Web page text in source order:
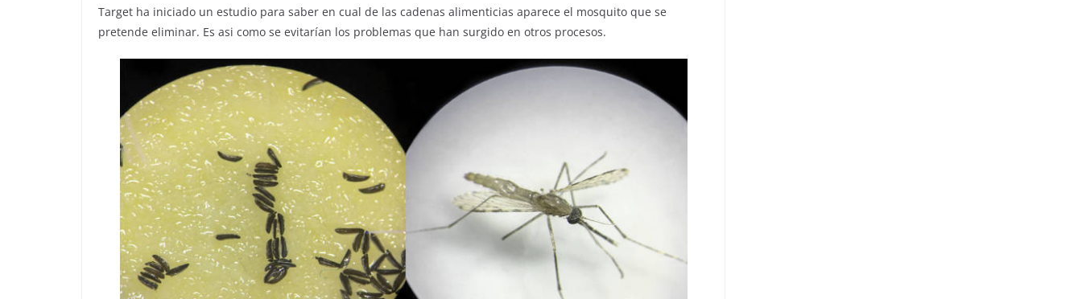
Target ha iniciado un estudio para saber en cual de las cadenas alimenticias aparece el mosquito que se
pretende eliminar. Es asi como se evitarían los problemas que han surgido en otros procesos.